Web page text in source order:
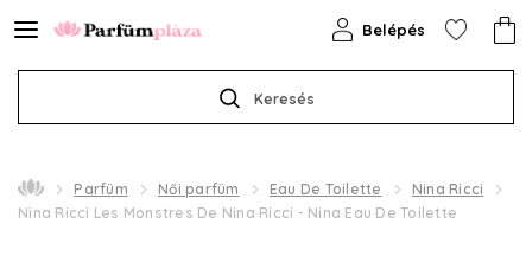
Keresés
Belépés
Parfüm Női parfüm Eau De Toilette
Nina Ricci
Nina Ricci Les Monstres De Nina Ricci - Nina Eau De Toilette